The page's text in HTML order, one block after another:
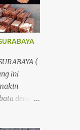
(
ini
dengan